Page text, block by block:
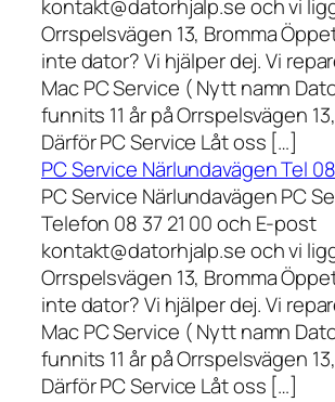
kontakt@datorhjalp.se och vi
Orrspelsvägen 13, Bromma
inte dator? Vi hjälper dej. Vi
Mac PC Service ( Nytt namn
funnits 11 år på Orrspelsvägen
Därför PC Service Låt oss […]
PC Service Närlundavägen Tel
PC Service Närlundavägen PC
Telefon 08 37 21 00 och E-post
kontakt@datorhjalp.se och vi
Orrspelsvägen 13, Bromma
inte dator? Vi hjälper dej. Vi
Mac PC Service ( Nytt namn
funnits 11 år på Orrspelsvägen
Därför PC Service Låt oss […]